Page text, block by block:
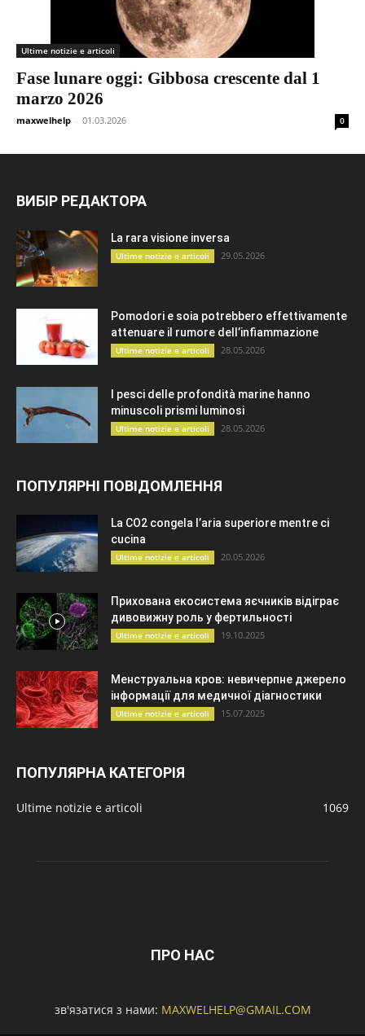
Ultime notizie e articoli
Fase lunare oggi: Gibbosa crescente dal 1
marzo 2026
maxwelhelp - 01.03.2026 0
ВИБІР РЕДАКТОРА
La rara visione inversa
Ultime notizie e articoli 29.05.2026
Pomodori e soia potrebbero effettivamente
attenuare il rumore dell’infiammazione
Ultime notizie e articoli 28.05.2026
I pesci delle profondità marine hanno
minuscoli prismi luminosi
Ultime notizie e articoli 28.05.2026
ПОПУЛЯРНІ ПОВІДОМЛЕННЯ
La CO2 congela l’aria superiore mentre ci
cucina
Ultime notizie e articoli 20.05.2026
Прихована екосистема яєчників відіграє
дивовижну роль у фертильності
Ultime notizie e articoli 19.10.2025
Менструальна кров: невичерпне джерело
інформації для медичної діагностики
Ultime notizie e articoli 15.07.2025
ПОПУЛЯРНА КАТЕГОРІЯ
Ultime notizie e articoli 1069
ПРО НАС
зв'язатися з нами: MAXWELHELP@GMAIL.COM